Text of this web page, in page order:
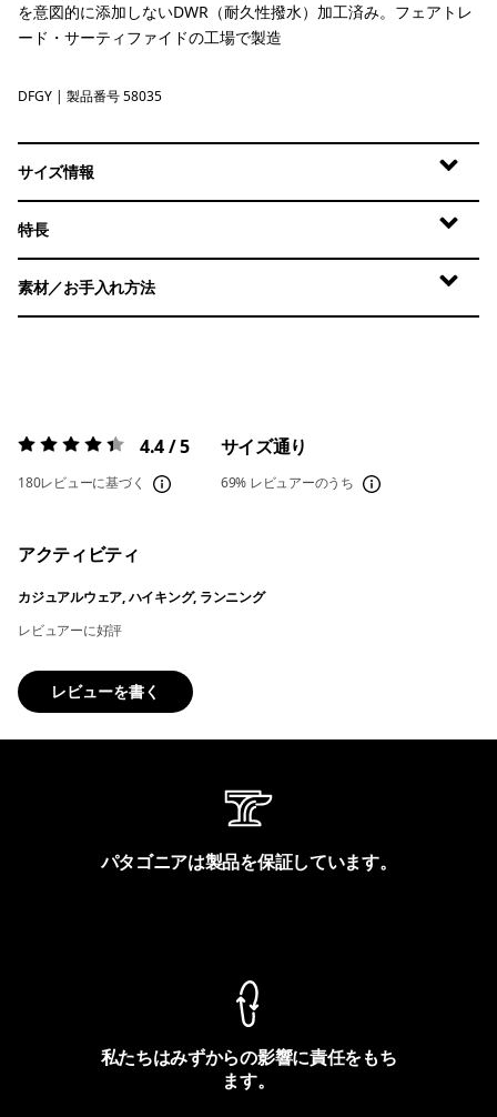
を意図的に添加しないDWR（耐久性撥水）加工済み。フェアトレ
ード・サーティファイドの工場で製造
Deep Freeze: Forge Grey
DFGY | 製品番号 58035
サイズ情報
特長
素材／お手入れ方法
評価:4.4 / 5 4.4 / 5
180レビューに基づく
サイズ通り
69% レビュアーのうち
アクティビティ
カジュアルウェア, ハイキング, ランニング
レビュアーに好評
レビューを書く
パタゴニアは製品を保証しています。
私たちはみずからの影響に責任をもち
ます。